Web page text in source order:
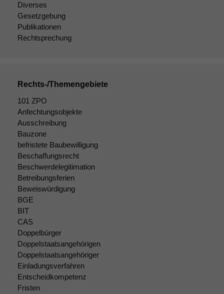
Diverses
Gesetzgebung
Publikationen
Rechtsprechung
Rechts-/Themengebiete
101 ZPO
Anfechtungsobjekte
Ausschreibung
Bauzone
befristete Baubewilligung
Beschaffungsrecht
Beschwerdelegitimation
Betreibungsferien
Beweiswürdigung
BGE
BIT
CAS
Doppelbürger
Doppelstaatsangehörigen
Doppelstaatsangehöriger
Einladungsverfahren
Entscheidkompetenz
Fristen